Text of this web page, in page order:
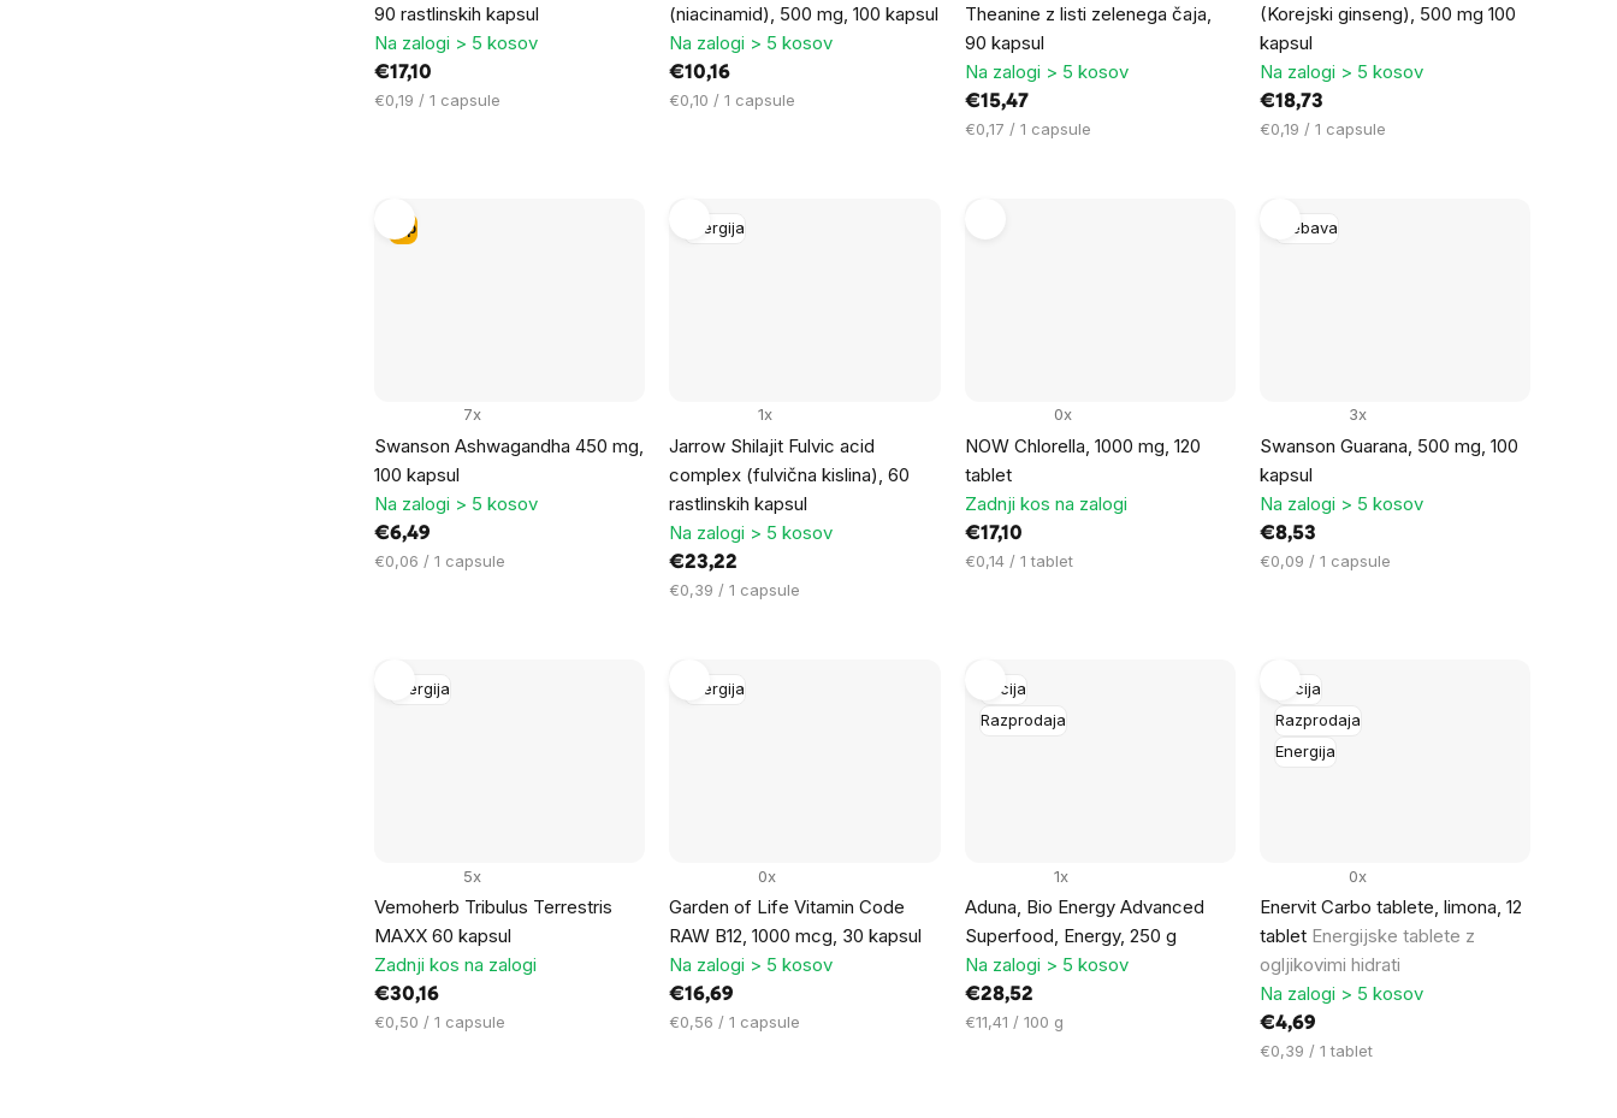
90 rastlinskih kapsul
Na zalogi > 5 kosov
€17,10
Cena
€0,19 / 1 capsule
(niacinamid), 500 mg, 100 kapsul
Na zalogi > 5 kosov
€10,16
Cena
€0,10 / 1 capsule
Theanine z listi zelenega čaja,
90 kapsul
Na zalogi > 5 kosov
€15,47
Cena
€0,17 / 1 capsule
(Korejski ginseng), 500 mg 100
kapsul
Na zalogi > 5 kosov
€18,73
Cena
€0,19 / 1 capsule
Tip
Swanson Ashwagandha 450 mg,
100 kapsul
7x
Na zalogi > 5 kosov
€6,49
Cena
€0,06 / 1 capsule
Energija
Jarrow Shilajit Fulvic acid
complex (fulvična kislina), 60
rastlinskih kapsul
1x
Na zalogi > 5 kosov
€23,22
Cena
€0,39 / 1 capsule
NOW Chlorella, 1000 mg, 120
tablet
0x
Zadnji kos na zalogi
€17,10
Cena
€0,14 / 1 tablet
Prebava
Swanson Guarana, 500 mg, 100
kapsul
3x
Na zalogi > 5 kosov
€8,53
Cena
€0,09 / 1 capsule
Energija
Vemoherb Tribulus Terrestris
MAXX 60 kapsul
5x
Zadnji kos na zalogi
€30,16
Cena
€0,50 / 1 capsule
Energija
Garden of Life Vitamin Code
RAW B12, 1000 mcg, 30 kapsul
0x
Na zalogi > 5 kosov
€16,69
Cena
€0,56 / 1 capsule
Akcija
Razprodaja
Aduna, Bio Energy Advanced
Superfood, Energy, 250 g
1x
Na zalogi > 5 kosov
€28,52
Cena
€11,41 / 100 g
Akcija
Razprodaja
Energija
Enervit Carbo tablete, limona, 12
tablet Energijske tablete z
ogljikovimi hidrati
0x
Na zalogi > 5 kosov
€4,69
Cena
€0,39 / 1 tablet